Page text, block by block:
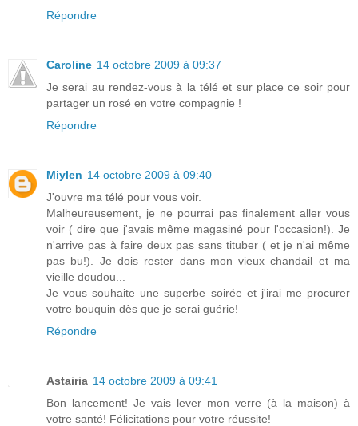
Répondre
Caroline 14 octobre 2009 à 09:37
Je serai au rendez-vous à la télé et sur place ce soir pour
partager un rosé en votre compagnie !
Répondre
Miylen 14 octobre 2009 à 09:40
J'ouvre ma télé pour vous voir.
Malheureusement, je ne pourrai pas finalement aller vous
voir ( dire que j'avais même magasiné pour l'occasion!). Je
n'arrive pas à faire deux pas sans tituber ( et je n'ai même
pas bu!). Je dois rester dans mon vieux chandail et ma
vieille doudou...
Je vous souhaite une superbe soirée et j'irai me procurer
votre bouquin dès que je serai guérie!
Répondre
Astairia 14 octobre 2009 à 09:41
Bon lancement! Je vais lever mon verre (à la maison) à
votre santé! Félicitations pour votre réussite!